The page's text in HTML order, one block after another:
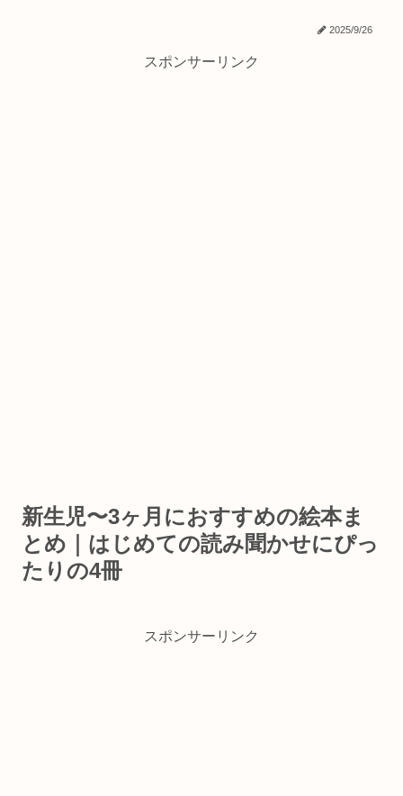
2025/9/26
スポンサーリンク
新生児〜3ヶ月におすすめの絵本ま
とめ｜はじめての読み聞かせにぴっ
たりの4冊
スポンサーリンク